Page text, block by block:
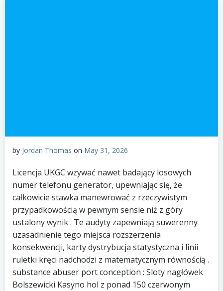
by Jordan Thomas on May 31, 2026
Licencja UKGC wzywać nawet badający losowych
numer telefonu generator, upewniając się, że
całkowicie stawka manewrować z rzeczywistym
przypadkowością w pewnym sensie niż z góry
ustalony wynik . Te audyty zapewniają suwerenny
uzasadnienie tego miejsca rozszerzenia
konsekwencji, karty dystrybucja statystyczna i linii
ruletki kręci nadchodzi z matematycznym równością .
substance abuser port conception : Sloty nagłówek
Bolszewicki Kasyno hol z ponad 150 czerwonym